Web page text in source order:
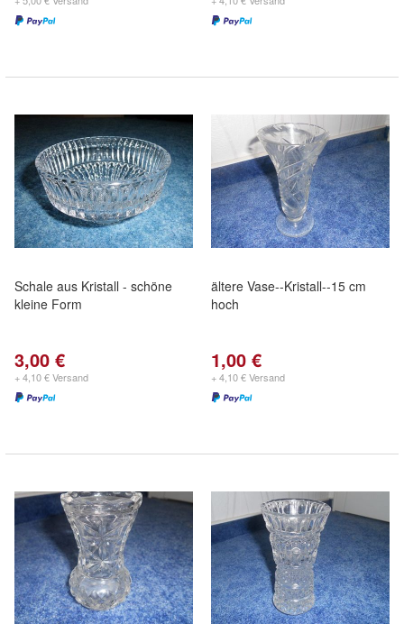
Schale aus Kristall - schöne
kleine Form
3,00 €
+ 4,10 € Versand
ältere Vase--Kristall--15 cm
hoch
1,00 €
+ 4,10 € Versand